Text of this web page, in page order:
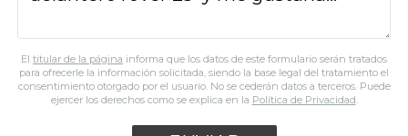
El titular de la página informa que los datos de este formulario serán tratados
para ofrecerle la información solicitada, siendo la base legal del tratamiento el
consentimiento otorgado por el usuario. No se cederán datos a terceros. Puede
ejercer los derechos como se explica en la Política de Privacidad